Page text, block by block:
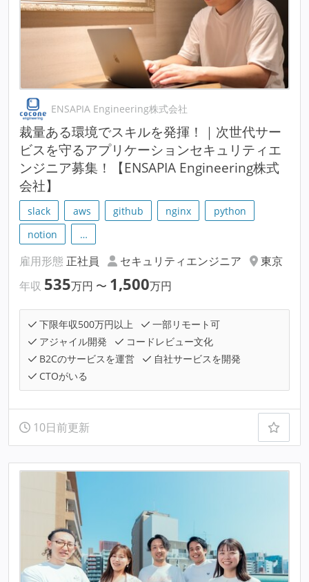
ENSAPIA Engineering株式会社
裁量ある環境でスキルを発揮！｜次世代サー
ビスを守るアプリケーションセキュリティエ
ンジニア募集！【ENSAPIA Engineering株式
会社】
slack aws github nginx
python
notion
…
雇用形態 正社員 セキュリティエンジニア
東京
年収 535万円 〜 1,500万円
下限年収500万円以上
一部リモート可
アジャイル開発
コードレビュー文化
B2Cのサービスを運営
自社サービスを開発
CTOがいる
10日前更新